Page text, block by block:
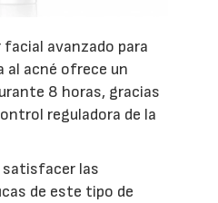
avanzado para
al acné ofrece un
8 horas, gracias
reguladora de la
satisfacer las
de este tipo de